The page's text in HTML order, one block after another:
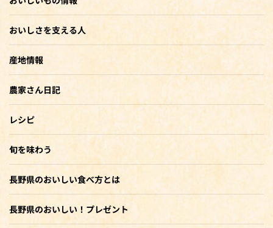
おいしさを支える人
産地情報
農家さん日記
レシピ
旬を味わう
長野県のおいしい食べ方とは
長野県のおいしい！プレゼント